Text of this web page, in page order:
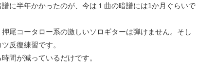
に半年かかったのが、今は１曲の暗譜には1か月ぐらいで
尾コータロー系の激しいソロギターは弾けません。そし
反復練習です。
間が減っているだけです。